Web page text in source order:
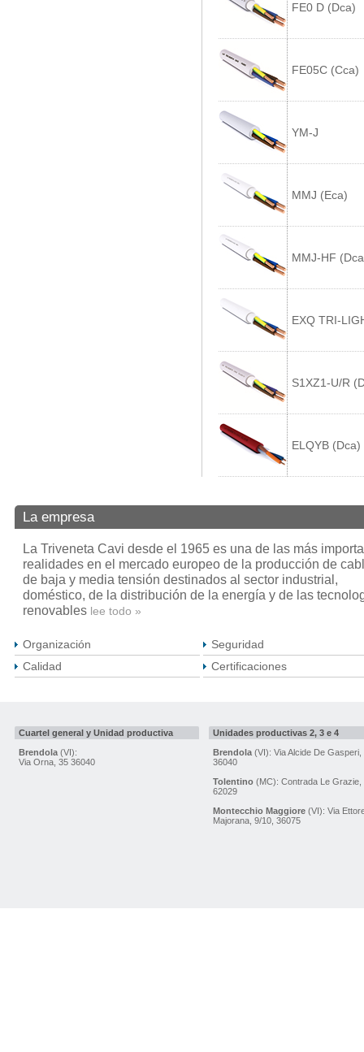
FE0 D (Dca)
FE05C (Cca)
YM-J
MMJ (Eca)
MMJ-HF
EXQ TRI-
S1XZ1-U/R
ELQYB (Dca)
La empresa
La Triveneta Cavi desde el 1965 es una de las más
realidades en el mercado europeo de la producción de
de baja y media tensión destinados al sector industrial,
doméstico, de la distribución de la energía y de las
renovables lee todo »
Organización
Calidad
Seguridad
Certificaciones
Cuartel general y Unidad productiva
Brendola(VI):
Via Orna, 35 36040
Unidades productivas 2, 3 e 4
Brendola(VI): Via Alcide De Gasperi,
36040
Tolentino(MC): Contrada Le Grazie,
62029
Montecchio Maggiore(VI): Via
Majorana, 9/10, 36075